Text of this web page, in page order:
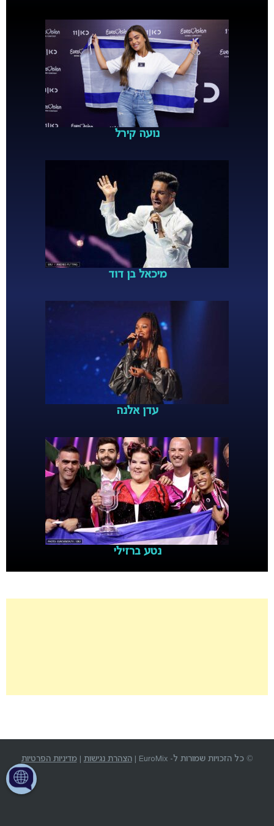
נועה קירל
מיכאל בן דוד
עדן אלנה
נטע ברזילי
© כל הזכויות שמורות ל- EuroMix | הצהרת נגישות |מדיניות הפרטיות